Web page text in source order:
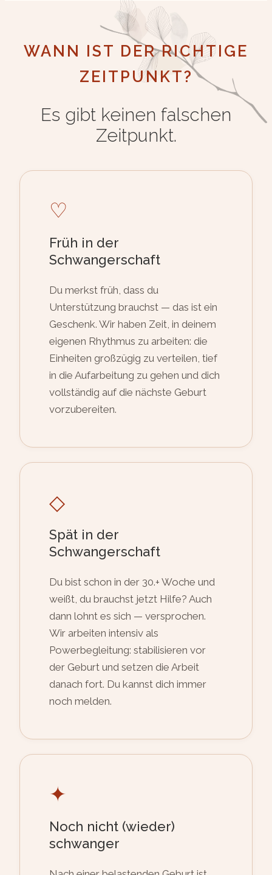
WANN IST DER RICHTIGE
ZEITPUNKT?
Es gibt keinen falschen
Zeitpunkt.
♡
Früh in der
Schwangerschaft
Du merkst früh, dass du
Unterstützung brauchst — das ist ein
Geschenk. Wir haben Zeit, in deinem
eigenen Rhythmus zu arbeiten: die
Einheiten großzügig zu verteilen, tief
in die Aufarbeitung zu gehen und dich
vollständig auf die nächste Geburt
vorzubereiten.
◇
Spät in der
Schwangerschaft
Du bist schon in der 30.+ Woche und
weißt, du brauchst jetzt Hilfe? Auch
dann lohnt es sich — versprochen.
Wir arbeiten intensiv als
Powerbegleitung: stabilisieren vor
der Geburt und setzen die Arbeit
danach fort. Du kannst dich immer
noch melden.
✦
Noch nicht (wieder)
schwanger